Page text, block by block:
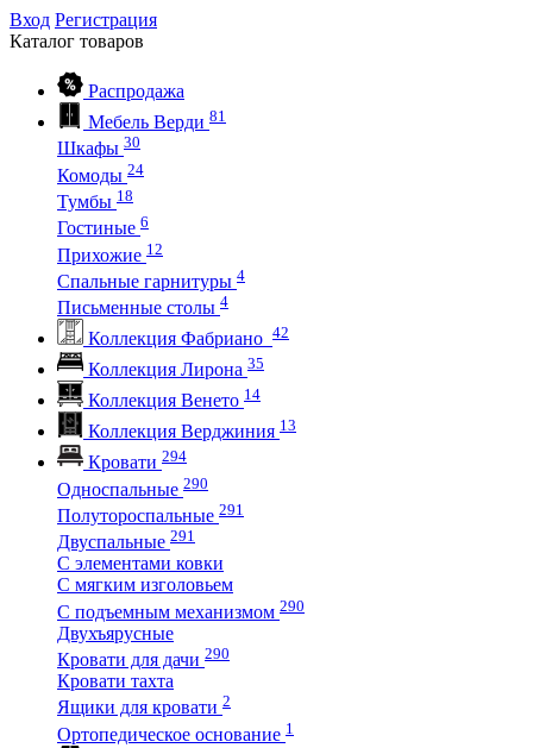
Вход Регистрация
Каталог товаров
Распродажа
Мебель Верди 81
Шкафы 30
Комоды 24
Тумбы 18
Гостиные 6
Прихожие 12
Спальные гарнитуры 4
Письменные столы 4
Коллекция Фабриано 42
Коллекция Лирона 35
Коллекция Венето 14
Коллекция Верджиния 13
Кровати 294
Односпальные 290
Полутороспальные 291
Двуспальные 291
С элементами ковки
С мягким изголовьем
С подъемным механизмом 290
Двухъярусные
Кровати для дачи 290
Кровати тахта
Ящики для кровати 2
Ортопедическое основание 1